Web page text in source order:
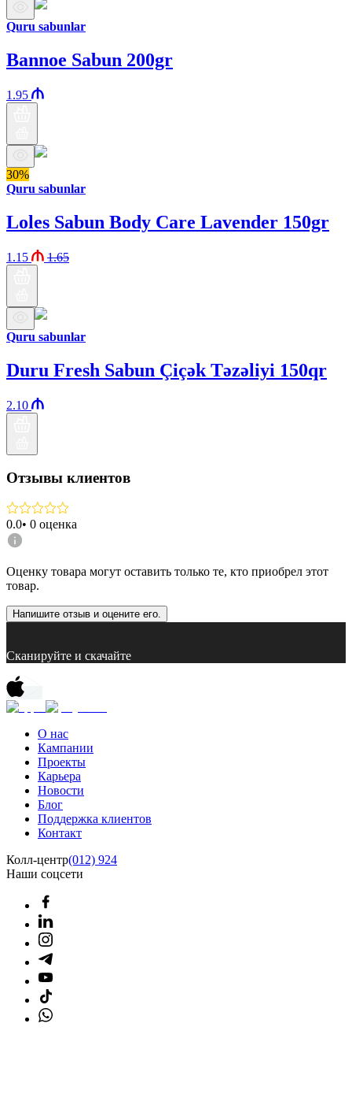
Quru sabunlar
Bannoe Sabun 200gr
1.95
30%
Quru sabunlar
Loles Sabun Body Care Lavender 150gr
1.15 1.65
Quru sabunlar
Duru Fresh Sabun Çiçək Təzəliyi 150qr
2.10
Отзывы клиентов
0.0• 0 оценка
Оценку товара могут оставить только те, кто приобрел этот
товар.
Напишите отзыв и оцените его.
Сканируйте и скачайте
О нас
Кампании
Проекты
Карьера
Новости
Блог
Поддержка клиентов
Контакт
Колл-центр(012) 924
Наши соцсети